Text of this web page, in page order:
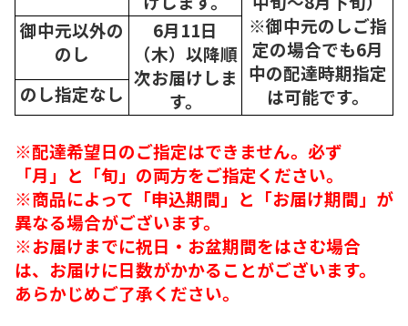
※御中元のしご指
定の場合でも6月
中の配達時期指定
は可能です。
御中元以外の
のし
6月11日
（木）以降順
次お届けしま
す。
のし指定なし
※配達希望日のご指定はできません。必ず
「月」と「旬」の両方をご指定ください。
※商品によって「申込期間」と「お届け期間」が
異なる場合がございます。
※お届けまでに祝日・お盆期間をはさむ場合
は、お届けに日数がかかることがございます。
あらかじめご了承ください。